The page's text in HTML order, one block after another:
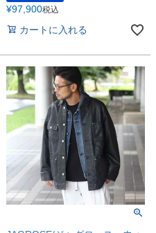
¥97,900税込
カートに入れる